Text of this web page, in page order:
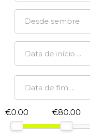
Desde sempre
€0.00 €80.00